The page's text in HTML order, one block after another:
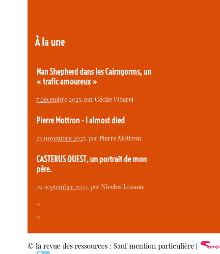
À la une
Nan Shepherd dans les Cairngorms, un
« trafic amoureux »
7 décembre 2025, parCécile Vibarel
Pierre Mottron - I almost died
23 novembre 2025, parPierre Mottron
CASTERUS OUEST, un portrait de mon
père.
29 septembre 2025, parNicolas Losson
<
>
© la revue des ressources : Sauf mention particulière |